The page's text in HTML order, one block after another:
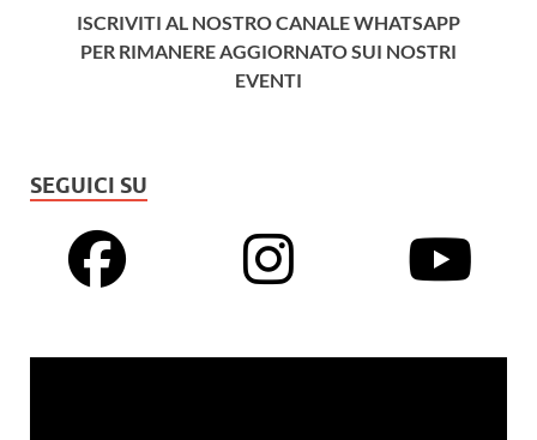
ISCRIVITI AL NOSTRO CANALE WHATSAPP
PER RIMANERE AGGIORNATO SUI NOSTRI
EVENTI
SEGUICI SU